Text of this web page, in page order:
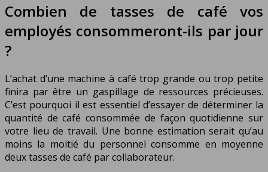
Combien de tasses de café vos
employés consommeront-ils par jour
?
L’achat d’une machine à café trop grande ou trop petite
finira par être un gaspillage de ressources précieuses.
C’est pourquoi il est essentiel d’essayer de déterminer la
quantité de café consommée de façon quotidienne sur
votre lieu de travail. Une bonne estimation serait qu’au
moins la moitié du personnel consomme en moyenne
deux tasses de café par collaborateur.